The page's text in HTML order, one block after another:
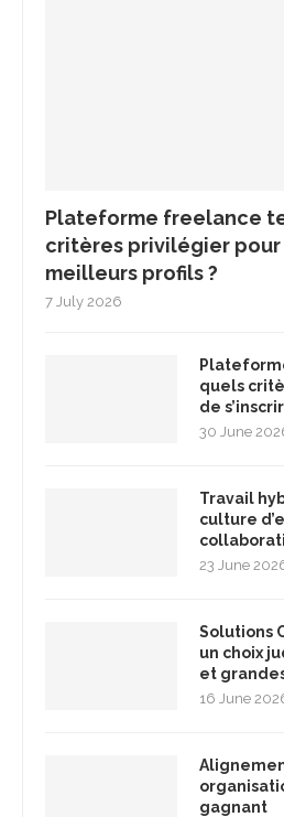
Plateforme freelance
critères privilégier
meilleurs profils ?
7 July 2026
quels
de
30 June
Travail
culture
23 June
Solutions
un choix
et
16 June
gagnant